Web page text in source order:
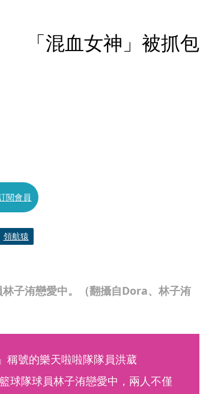
「混血女神」被抓包
子洧戀愛中。（翻攝自Dora、林子洧
閱會員
領航猿
稱號的樂天啦啦隊隊員洪葳
球隊球員林子洧戀愛中，兩人不僅